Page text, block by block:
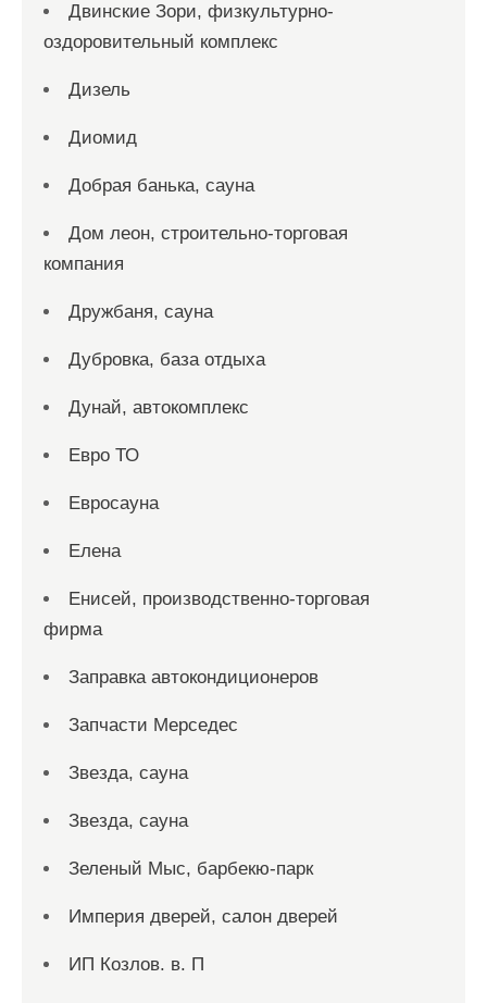
Двинские Зори, физкультурно-
оздоровительный комплекс
Дизель
Диомид
Добрая банька, сауна
Дом леон, строительно-торговая
компания
Дружбаня, сауна
Дубровка, база отдыха
Дунай, автокомплекс
Евро ТО
Евросауна
Елена
Енисей, производственно-торговая
фирма
Заправка автокондиционеров
Запчасти Мерседес
Звезда, сауна
Звезда, сауна
Зеленый Мыс, барбекю-парк
Империя дверей, салон дверей
ИП Козлов. в. П